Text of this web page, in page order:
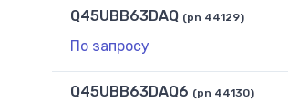
Q45UBB63DAQ (pn 44129)
По запросу
Q45UBB63DAQ6 (pn 44130)